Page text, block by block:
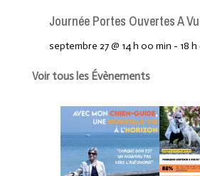
Journée Portes Ouvertes A
septembre 27 @ 14 h 00 min - 18
Voir tous les Évènements